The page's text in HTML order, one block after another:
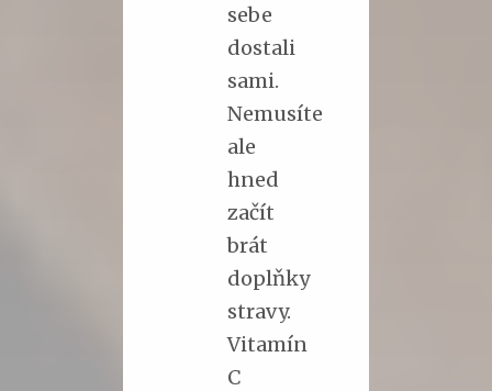
sebe
dostali
sami.
Nemusíte
ale
hned
začít
brát
doplňky
stravy.
Vitamín
C